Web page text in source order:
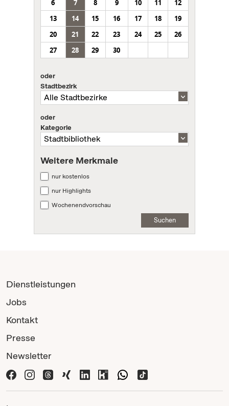
6
7 8 9 10 11
12
13
14 15 16 17 18
19
20
21 22 23 24 25
26
27
28 29 30
oder
Stadtbezirk
oder
Kategorie
Weitere Merkmale
nur kostenlos
nur Highlights
Wochenendvorschau
Suchen
Dienstleistungen
Jobs
Kontakt
Presse
Newsletter